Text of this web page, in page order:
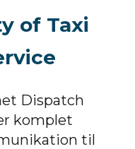
of Taxi
Dispatch
komplet
til